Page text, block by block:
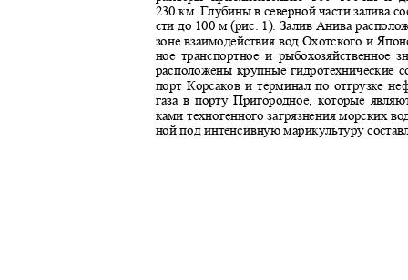
230км. Глубины в северной части залива
сти до 100 м (рис. 1). Залив Анива
зоне взаимодействия вод Охотского и
ное транспортное и рыбохозяйственное
расположены крупные гидротехнические
порт Корсаков и терминал по отгрузке
газа в порту Пригородное, которые
ками техногенного загрязнения морских
ной под интенсивную марикультуру